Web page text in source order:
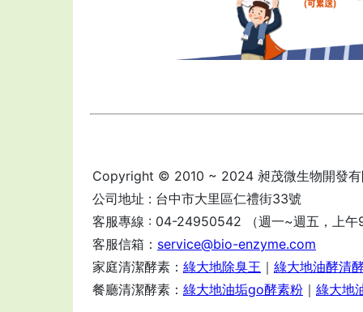
Copyright © 2010 ~ 2024 昶茂微生物開發
公司地址 : 台中市大里區仁禮街33號
客服專線 : 04-24950542 （週一~週五，上
客服信箱： service@bio-enzyme.com
家庭清潔酵素： 綠大地除臭王 ｜ 綠大地油酵清
餐廳清潔酵素： 綠大地油垢go酵素粉 ｜ 綠大地